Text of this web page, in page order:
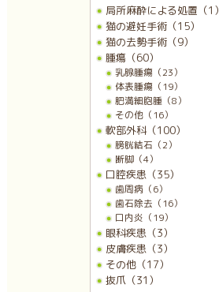
局所麻酔による処置（1）
猫の避妊手術（15）
猫の去勢手術（9）
腫瘍（60）
乳腺腫瘍（23）
体表腫瘍（19）
肥満細胞腫（8）
その他（16）
軟部外科（100）
膀胱結石（2）
断脚（4）
口腔疾患（35）
歯周病（6）
歯石除去（16）
口内炎（19）
眼科疾患（3）
皮膚疾患（3）
その他（17）
抜爪（31）